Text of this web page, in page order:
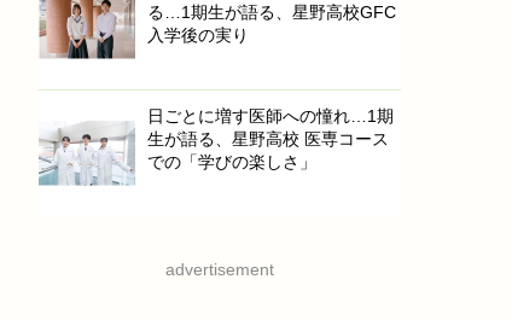
る…1期生が語る、星野高校GFC
入学後の実り
日ごとに増す医師への憧れ…1期
生が語る、星野高校 医専コース
での「学びの楽しさ」
advertisement